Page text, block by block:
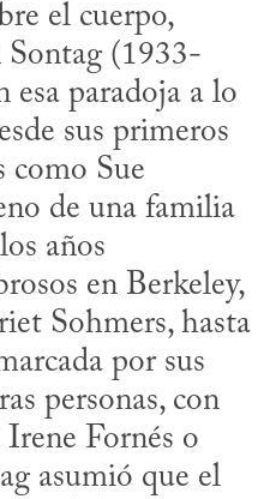
el cuerpo,
Sontag (1933-
esa paradoja a lo
sus primeros
como Sue
de una familia
años
en Berkeley,
Sohmers, hasta
por sus
personas, con
Fornés o
asumió que el